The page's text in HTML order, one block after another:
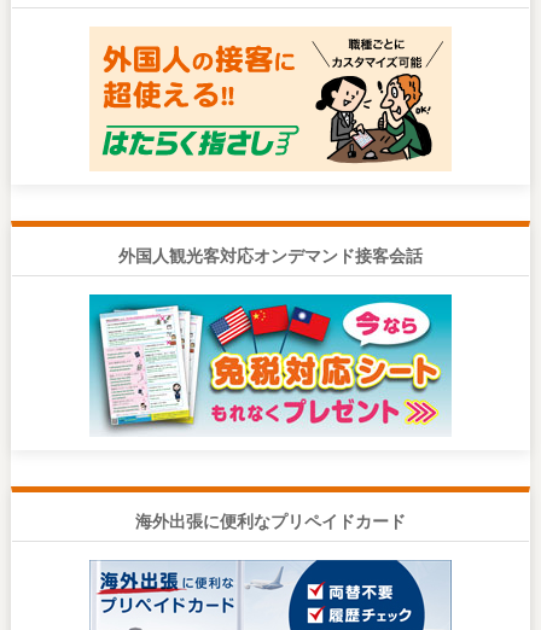
外国人観光客対応オンデマンド接客会話
海外出張に便利なプリペイドカード